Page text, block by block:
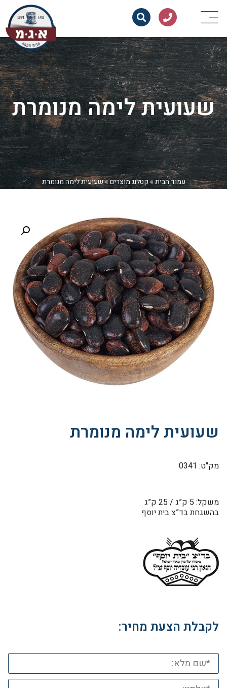
שעועית לימה מנומרת
עמוד הבית»קטלוג מוצרים»שעועית לימה מנומרת
שעועית לימה מנומרת
מק"ט: 0341
משקל: 5 ק”ג / 25 ק”ג
בהשגחת בד”צ בית יוסף
לקבלת הצעת מחיר: